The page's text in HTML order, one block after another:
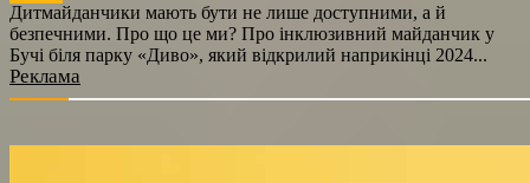
Дитмайданчики мають бути не лише доступними, а й
безпечними. Про що це ми? Про інклюзивний майданчик у
Бучі біля парку «Диво», який відкрилий наприкінці 2024...
Реклама